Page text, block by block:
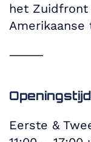
het Zuidfront
⸻
Eerste &